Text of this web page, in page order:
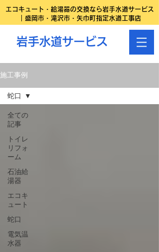
エコキュート・給湯器の交換なら岩手水道サービス
｜盛岡市・滝沢市・矢巾町指定水道工事店
岩手水道サービス
施工事例
全ての
記事
トイレ
リフォ
ーム
石油給
湯器
エコキ
ュート
蛇口
電気温
水器
蛇口